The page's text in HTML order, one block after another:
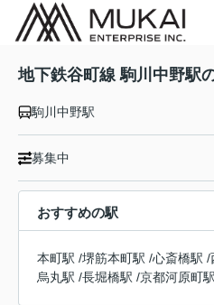
地下鉄谷町線 駒川中野駅
駒川中野駅
募集中
おすすめの駅
本町駅 /堺筋本町駅 /心斎橋駅 /
烏丸駅 /長堀橋駅 /京都河原町駅